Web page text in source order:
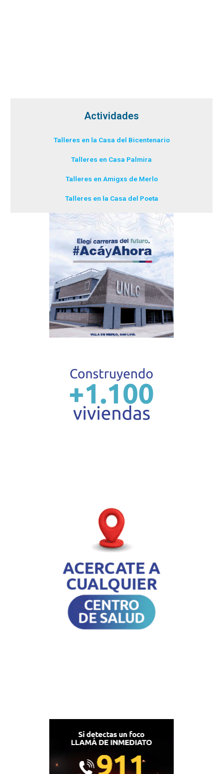
Actividades
Talleres en la Casa del Bicentenario
Talleres en Casa Palmira
Talleres en Amigxs de Merlo
Talleres en la Casa del Poeta